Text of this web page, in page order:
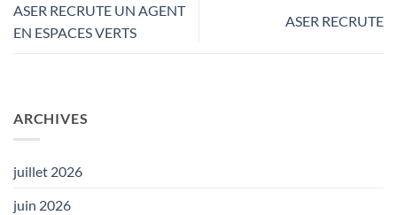
ASER RECRUTE UN AGENT
EN ESPACES VERTS
ASER RECRUTE
ARCHIVES
juillet 2026
juin 2026